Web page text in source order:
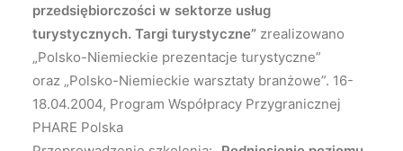
przedsiębiorczości w sektorze usług
turystycznych. Targi turystyczne” zrealizowano
„Polsko-Niemieckie prezentacje turystyczne”
oraz „Polsko-Niemieckie warsztaty branżowe”. 16-
18.04.2004, Program Współpracy Przygranicznej
PHARE Polska